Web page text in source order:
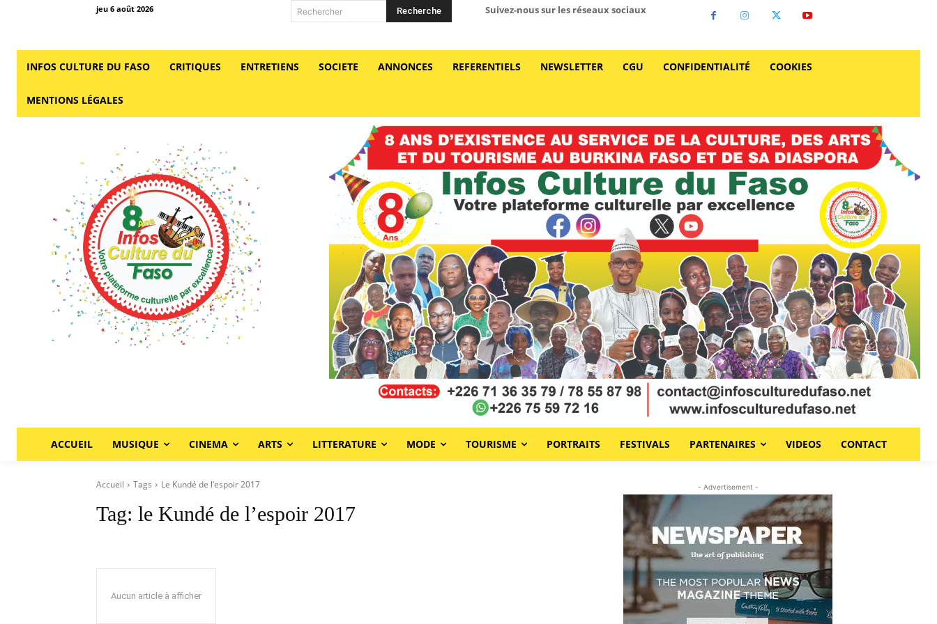
jeu 6 août 2026 Rechercher Recherche Suivez-nous sur les réseaux sociaux
INFOS CULTURE DU FASO CRITIQUES ENTRETIENS SOCIETE ANNONCES REFERENTIELS NEWSLETTER CGU CONFIDENTIALITÉ COOKIES
MENTIONS LÉGALES
ACCUEIL MUSIQUE CINEMA ARTS LITTERATURE MODE TOURISME PORTRAITS FESTIVALS PARTENAIRES VIDEOS CONTACT
Accueil Tags Le Kundé de l’espoir 2017
Tag: le Kundé de l’espoir 2017
Aucun article à afficher
- Advertisement -